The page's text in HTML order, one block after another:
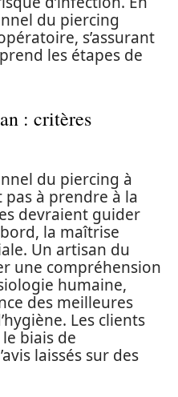
du piercing
s’assurant
les étapes de
: critères
du piercing à
pas à prendre à la
devraient guider
la maîtrise
Un artisan du
une compréhension
humaine,
des meilleures
Les clients
biais de
laissés sur des